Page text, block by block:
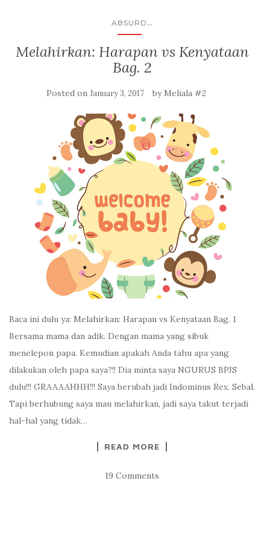
ABSURD ...
Melahirkan: Harapan vs Kenyataan
Bag. 2
Posted on January 3, 2017 byMeliala #2
Baca ini dulu ya: Melahirkan: Harapan vs Kenyataan Bag. 1
Bersama mama dan adik. Dengan mama yang sibuk
menelepon papa. Kemudian apakah Anda tahu apa yang
dilakukan oleh papa saya?!! Dia minta saya NGURUS BPJS
dulu!!! GRAAAAHHH!!! Saya berubah jadi Indominus Rex. Sebal.
Tapi berhubung saya mau melahirkan, jadi saya takut terjadi
hal-hal yang tidak…
READ MORE
19 Comments